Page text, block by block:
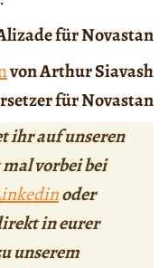
für Novastan
von Arthur Siavash
für Novastan
ihr auf unseren
vorbei bei
oder
in eurer
unserem